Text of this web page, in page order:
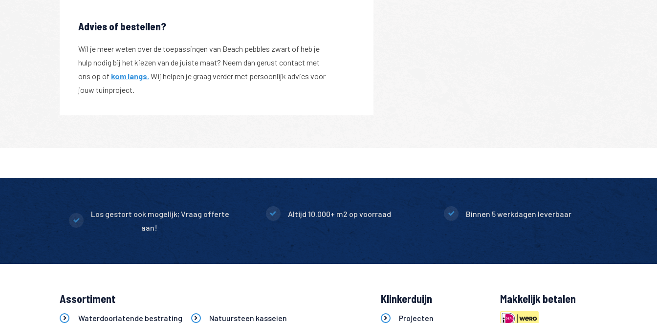
Advies of bestellen?
Wil je meer weten over de toepassingen van Beach pebbles zwart of heb je
hulp nodig bij het kiezen van de juiste maat? Neem dan gerust contact met
ons op of kom langs. Wij helpen je graag verder met persoonlijk advies voor
jouw tuinproject.
Los gestort ook mogelijk; Vraag offerte
aan!
Altijd 10.000+ m2 op voorraad Binnen 5 werkdagen leverbaar
Assortiment
Waterdoorlatende bestrating
Natuursteen kasseien
Klinkerduijn
Projecten
Makkelijk betalen